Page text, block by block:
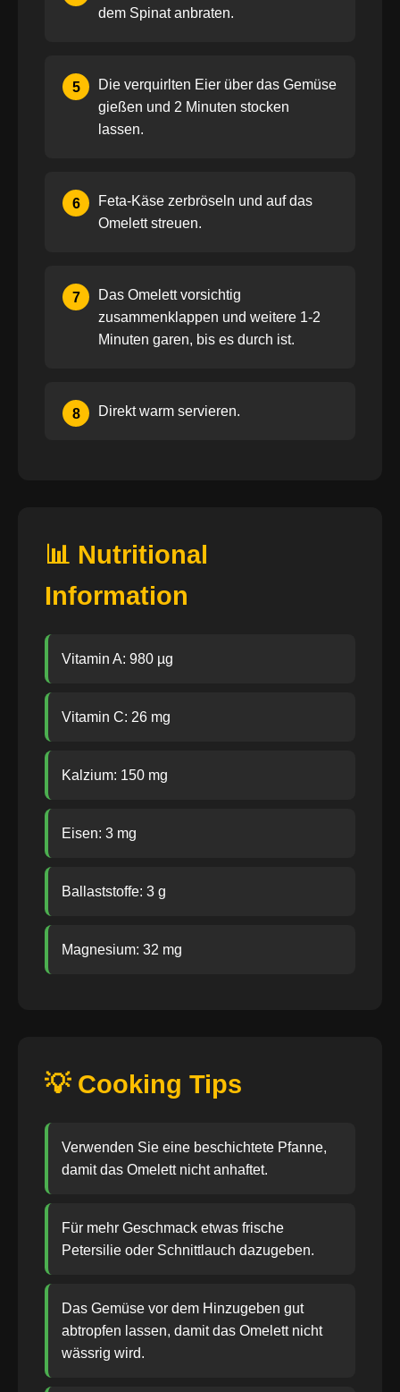
dem Spinat anbraten.
5
Die verquirlten Eier über das Gemüse
gießen und 2 Minuten stocken
lassen.
6
Feta-Käse zerbröseln und auf das
Omelett streuen.
7
Das Omelett vorsichtig
zusammenklappen und weitere 1-2
Minuten garen, bis es durch ist.
8 Direkt warm servieren.
📊 Nutritional
Information
Vitamin A: 980 µg
Vitamin C: 26 mg
Kalzium: 150 mg
Eisen: 3 mg
Ballaststoffe: 3 g
Magnesium: 32 mg
💡 Cooking Tips
Verwenden Sie eine beschichtete Pfanne,
damit das Omelett nicht anhaftet.
Für mehr Geschmack etwas frische
Petersilie oder Schnittlauch dazugeben.
Das Gemüse vor dem Hinzugeben gut
abtropfen lassen, damit das Omelett nicht
wässrig wird.